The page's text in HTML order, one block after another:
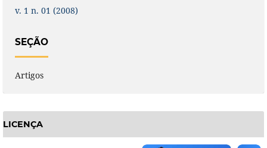
v. 1 n. 01 (2008)
SEÇÃO
Artigos
LICENÇA